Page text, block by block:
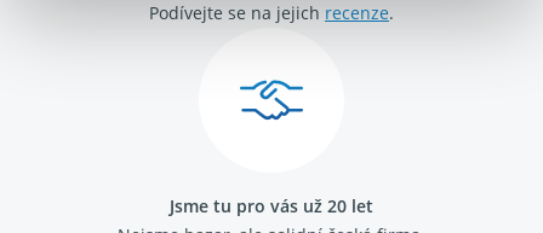
Podívejte se na jejich recenze.
Jsme tu pro vás už 20 let